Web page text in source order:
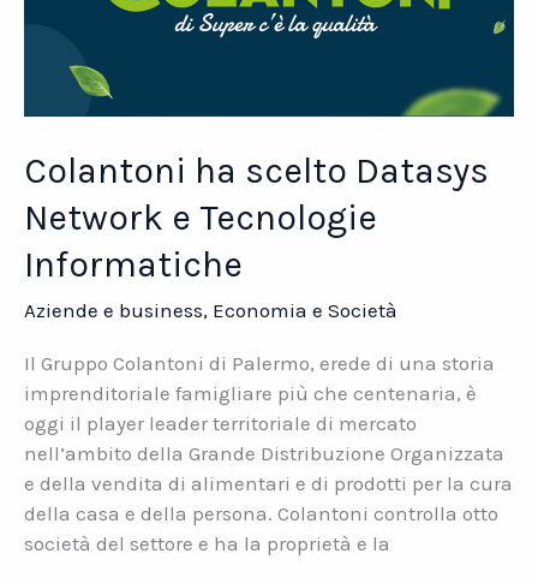
Colantoni ha scelto Datasys
Network e Tecnologie
Informatiche
Aziende e business, Economia e Società
Il Gruppo Colantoni di Palermo, erede di una storia
imprenditoriale famigliare più che centenaria, è
oggi il player leader territoriale di mercato
nell’ambito della Grande Distribuzione Organizzata
e della vendita di alimentari e di prodotti per la cura
della casa e della persona. Colantoni controlla otto
società del settore e ha la proprietà e la